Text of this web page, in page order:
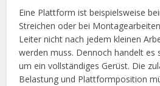
Eine Plattform ist beispielsweise
Streichen oder bei
Leiter nicht nach jedem kleinen
werden muss. Dennoch handelt es
um ein vollständiges Gerüst. Die
Belastung und Plattformposition